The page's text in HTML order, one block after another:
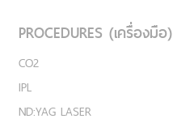
PROCEDURES (เครื่องมือ)
CO2
IPL
ND:YAG LASER